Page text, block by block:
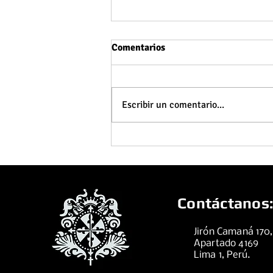
Comentarios
Escribir un comentario...
Contáctanos:
Jirón Camaná
Apartado 4169
Lima 1, Perú.